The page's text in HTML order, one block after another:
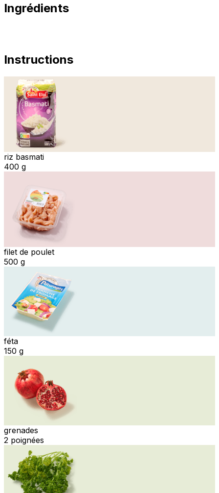
Ingrédients
Instructions
riz basmati
400 g
filet de poulet
500 g
féta
150 g
grenades
2 poignées